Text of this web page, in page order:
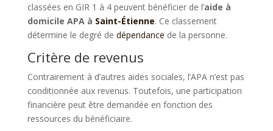
classées en GIR 1 à 4 peuvent bénéficier de l’aide à
domicile APA à Saint-Étienne. Ce classement
détermine le degré de dépendance de la personne.
Critère de revenus
Contrairement à d’autres aides sociales, l’APA n’est pas
conditionnée aux revenus. Toutefois, une participation
financière peut être demandée en fonction des
ressources du bénéficiaire.